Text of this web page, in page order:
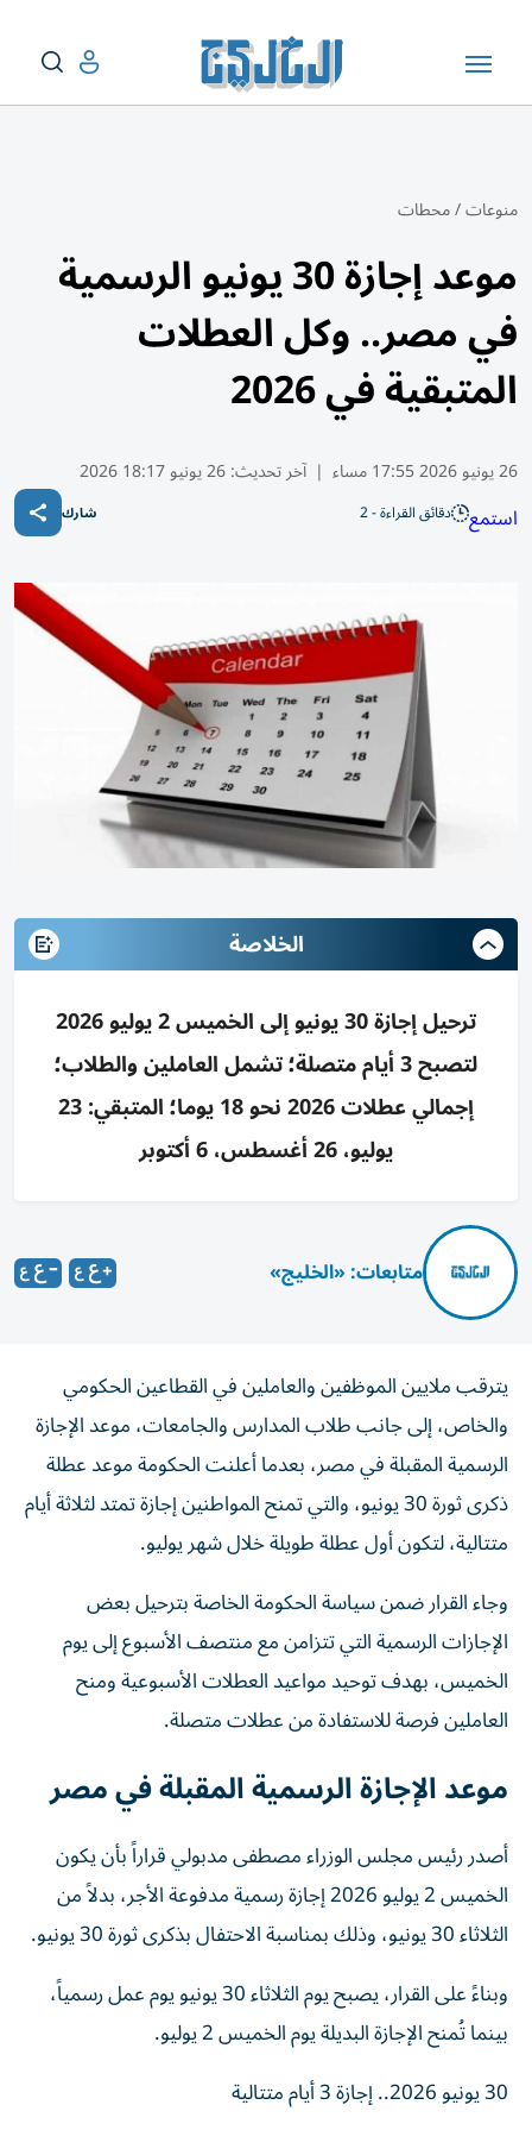
منوعات/محطات
موعد إجازة 30 يونيو الرسمية
في مصر.. وكل العطلات
المتبقية في 2026
26 يونيو 2026 17:55 مساء | آخر تحديث:26 يونيو 18:17 2026
استمع دقائق القراءة - 2 شارك
الخلاصة
ترحيل إجازة 30 يونيو إلى الخميس 2 يوليو 2026
لتصبح 3 أيام متصلة؛ تشمل العاملين والطلاب؛
إجمالي عطلات 2026 نحو 18 يوما؛ المتبقي: 23
يوليو، 26 أغسطس، 6 أكتوبر
متابعات: «الخليج»
يترقب ملايين الموظفين والعاملين في القطاعين الحكومي
والخاص، إلى جانب طلاب المدارس والجامعات، موعد الإجازة
الرسمية المقبلة في مصر، بعدما أعلنت الحكومة موعد عطلة
ذكرى ثورة 30 يونيو، والتي تمنح المواطنين إجازة تمتد لثلاثة أيام
متتالية، لتكون أول عطلة طويلة خلال شهر يوليو.
وجاء القرار ضمن سياسة الحكومة الخاصة بترحيل بعض
الإجازات الرسمية التي تتزامن مع منتصف الأسبوع إلى يوم
الخميس، بهدف توحيد مواعيد العطلات الأسبوعية ومنح
العاملين فرصة للاستفادة من عطلات متصلة.
موعد الإجازة الرسمية المقبلة في مصر
أصدر رئيس مجلس الوزراء مصطفى مدبولي قراراً بأن يكون
الخميس 2 يوليو 2026 إجازة رسمية مدفوعة الأجر، بدلاً من
الثلاثاء 30 يونيو، وذلك بمناسبة الاحتفال بذكرى ثورة 30 يونيو.
وبناءً على القرار، يصبح يوم الثلاثاء 30 يونيو يوم عمل رسمياً،
بينما تُمنح الإجازة البديلة يوم الخميس 2 يوليو.
30 يونيو 2026.. إجازة 3 أيام متتالية